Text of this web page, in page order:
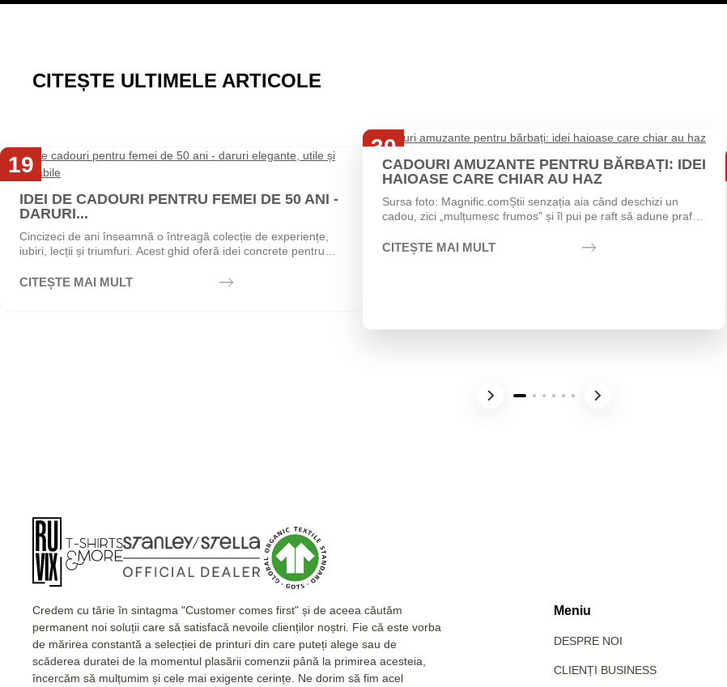
CITEȘTE ULTIMELE ARTICOLE
19
IDEI DE CADOURI PENTRU FEMEI DE 50 ANI -
DARURI...
Cincizeci de ani înseamnă o întreagă colecție de experiențe,
iubiri, lecții și triumfuri. Acest ghid oferă idei concrete pentru
CITEȘTE MAI MULT
30
Iul
CADOURI AMUZANTE PENTRU BĂRBAȚI: IDEI
HAIOASE CARE CHIAR AU HAZ
Sursa foto: Magnific.comȘtii senzația aia când deschizi un
cadou, zici „mulțumesc frumos" și îl pui pe raft să adune praf?
CITEȘTE MAI MULT
Credem cu tărie în sintagma "Customer comes first" și de aceea căutăm
permanent noi soluții care să satisfacă nevoile clienților noștri. Fie că este vorba
de mărirea constantă a selecției de printuri din care puteți alege sau de
scăderea duratei de la momentul plasării comenzii până la primirea acesteia,
încercăm să mulțumim și cele mai exigente cerințe. Ne dorim să fim acel
Meniu
DESPRE NOI
CLIENȚI BUSINESS